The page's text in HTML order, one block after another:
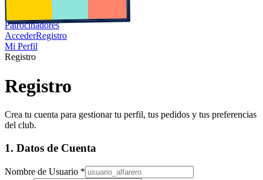
Patrocinadores
AccederRegistro
Mi Perfil
Registro
Registro
Crea tu cuenta para gestionar tu perfil, tus pedidos y tus preferencias
del club.
1. Datos de Cuenta
Nombre de Usuario *